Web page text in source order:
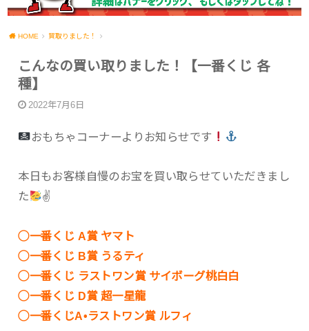
HOME 買取りました！
こんなの買い取りました！【一番くじ 各
種】
2022年7月6日
おもちゃコーナーよりお知らせです
本日もお客様自慢のお宝を買い取らせていただきまし
た
✌
◯一番くじ A賞 ヤマト
◯一番くじ B賞 うるティ
◯一番くじ ラストワン賞 サイボーグ桃白白
◯一番くじ D賞 超一星龍
◯一番くじA•ラストワン賞 ルフィ